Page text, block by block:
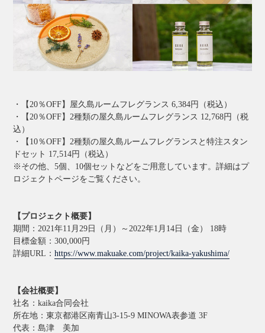
・【20％OFF】屋久島ルームフレグランス 6,384円（税込）
・【20％OFF】2種類の屋久島ルームフレグランス 12,768円（税
込）
・【10％OFF】2種類の屋久島ルームフレグランスと特注スタン
ドセット 17,514円（税込）
※その他、5個、10個セットなどをご用意しています。詳細はプ
ロジェクトページをご覧ください。
【プロジェクト概要】
期間：2021年11月29日（月）～2022年1月14日（金） 18時
目標金額：300,000円
詳細URL： https://www.makuake.com/project/kaika-yakushima/
【会社概要】
社名：kaika合同会社
所在地：東京都港区南青山3-15-9 MINOWA表参道 3F
代表：島津 美加